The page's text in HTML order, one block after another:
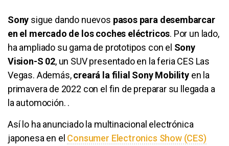
Sony sigue dando nuevos pasos para desembarcar
en el mercado de los coches eléctricos. Por un lado,
ha ampliado su gama de prototipos con el Sony
Vision-S 02, un SUV presentado en la feria CES Las
Vegas. Además,creará la filial Sony Mobilityen la
primavera de 2022 con el fin de preparar su llegada a
la automoción. .
Así lo ha anunciado la multinacional electrónica
japonesa en el Consumer Electronics Show (CES)